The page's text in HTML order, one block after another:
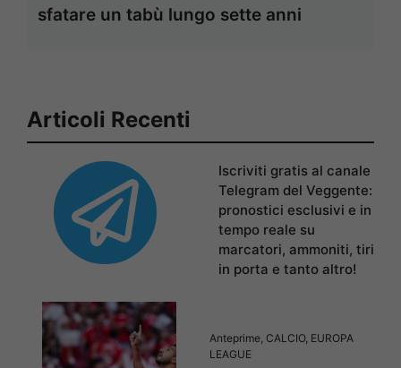
sfatare un tabù lungo sette anni
Articoli Recenti
Iscriviti gratis al canale
Telegram del Veggente:
pronostici esclusivi e in
tempo reale su
marcatori, ammoniti, tiri
in porta e tanto altro!
Anteprime, CALCIO, EUROPA
LEAGUE